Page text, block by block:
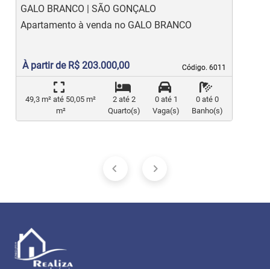
GALO BRANCO | SÃO GONÇALO
Código. 6011
Código. 6011
Apartamento à venda no GALO BRANCO
À partir de R$ 203.000,00
49,3 m² até 50,05 m²
m²
2 até 2
Quarto(s)
0 até 1
Vaga(s)
0 até 0
Banho(s)